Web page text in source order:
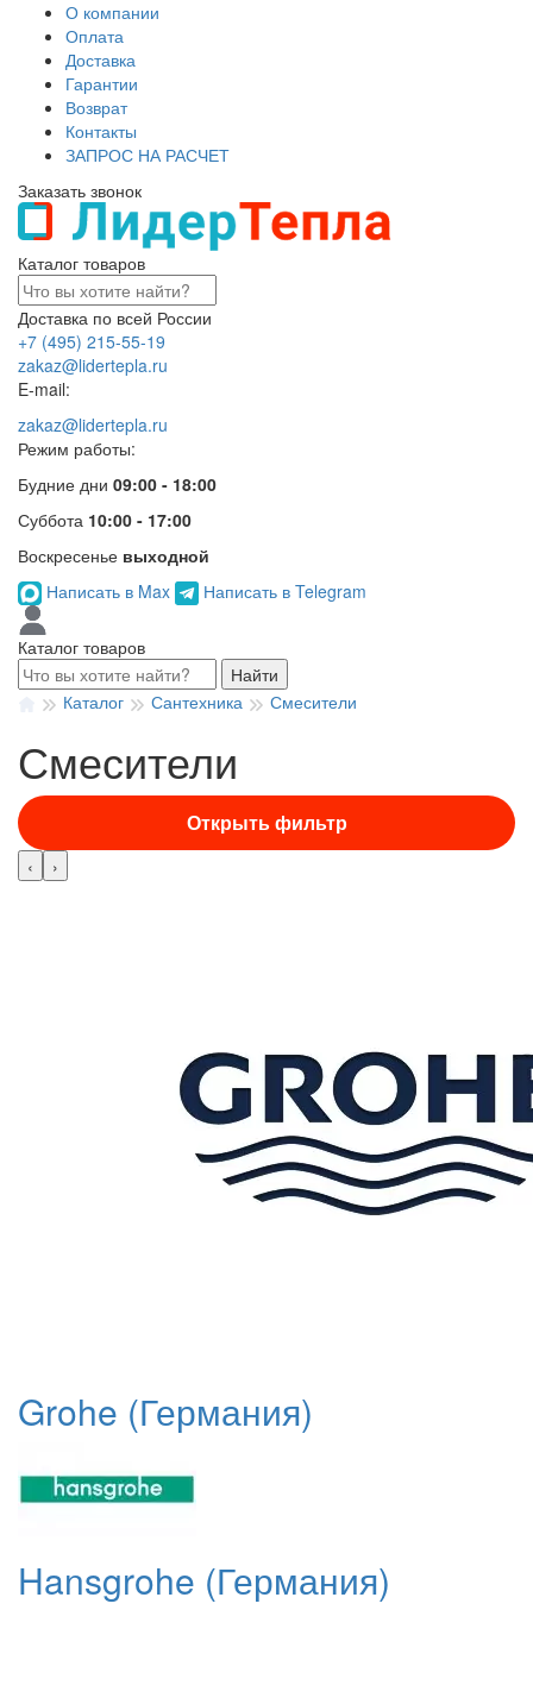
О компании
Оплата
Доставка
Гарантии
Возврат
Контакты
ЗАПРОС НА РАСЧЕТ
Заказать звонок
Каталог товаров
Доставка по всей России
+7 (495) 215-55-19
zakaz@lidertepla.ru
E-mail:
zakaz@lidertepla.ru
Режим работы:
Будние дни 09:00 - 18:00
Суббота 10:00 - 17:00
Воскресенье выходной
Написать в Max
Написать в Telegram
Каталог товаров
Найти
Каталог
Сантехника Смесители
Смесители
Открыть фильтр
‹ ›
Grohe (Германия)
Hansgrohe (Германия)